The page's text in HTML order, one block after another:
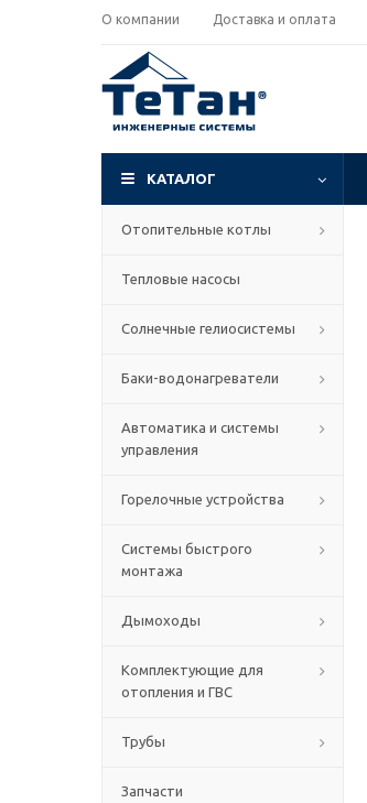
О компании Доставка и оплата
КАТАЛОГ
Отопительные котлы
Тепловые насосы
Солнечные гелиосистемы
Баки-водонагреватели
Автоматика и системы
управления
Горелочные устройства
Системы быстрого
монтажа
Дымоходы
Комплектующие для
отопления и ГВС
Трубы
Запчасти